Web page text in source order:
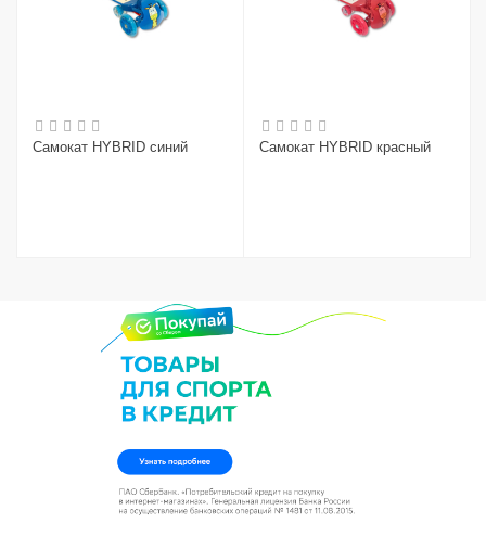
Самокат HYBRID синий Самокат HYBRID красный